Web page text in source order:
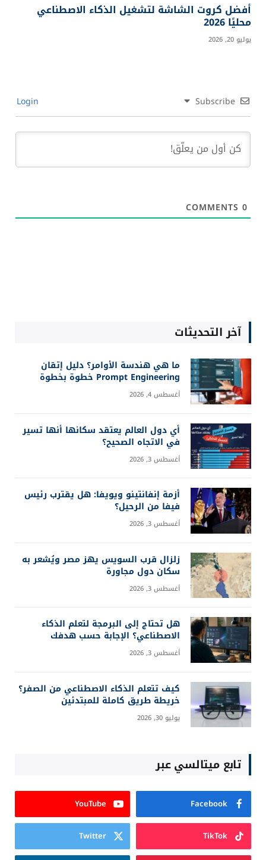
أفضل كروت الشاشة لتشغيل الذكاء الاصطناعي
محليًا 2026
يوليو 20, 2026
Subscribe
0
آخر التحديثات
ما هي هندسة الأوامر؟ دليل إتقان
Prompt Engineering خطوة بخطوة
أغسطس 4, 2026
أي دول العالم يعتقد سكانها أنها تسير
في الاتجاه الصحيح؟
أغسطس 3, 2026
أزمة إنفانتينو ويويفا: هل يقترب رئيس
فيفا من الرحيل؟
أغسطس 3, 2026
زلزال قرب السويس يهز مصر ويُشعر به
سكان دول مجاورة
أغسطس 3, 2026
هل تحتاج إلى البرمجة لتعلم الذكاء
الاصطناعي؟ الإجابة حسب هدفك
أغسطس 3, 2026
كيف تتعلم الذكاء الاصطناعي من الصفر؟
خريطة طريق كاملة للمبتدئين
يوليو 30, 2026
تابع ميتالسي عبر
Facebook
YouTube
TikTok
Twitter